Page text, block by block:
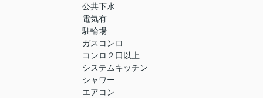
公共下水
電気有
駐輪場
ガスコンロ
コンロ２口以上
システムキッチン
シャワー
エアコン